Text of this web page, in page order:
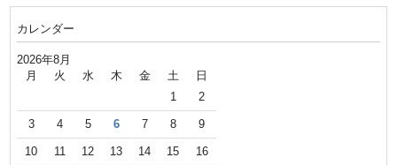
カレンダー
2026年8月
月 火 水 木 金 土 日
1 2
3 4 5 6 7 8 9
10 11 12 13 14 15 16